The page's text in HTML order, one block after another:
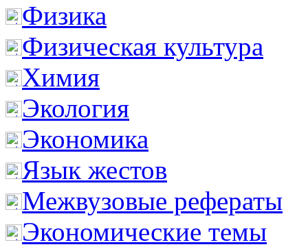
Физика
Физическая культура
Химия
Экология
Экономика
Язык жестов
Межвузовые рефераты
Экономические темы